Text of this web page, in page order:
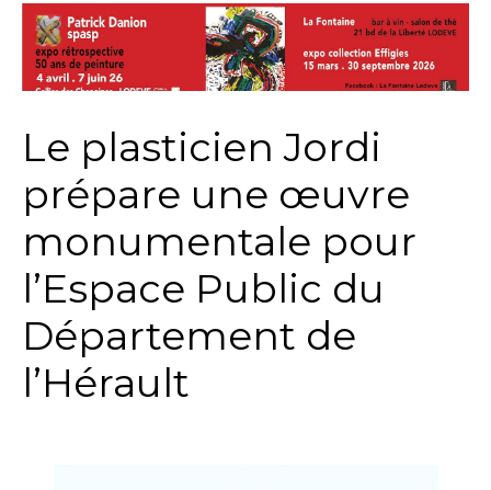
Le plasticien Jordi
prépare une œuvre
monumentale pour
l’Espace Public du
Département de
l’Hérault